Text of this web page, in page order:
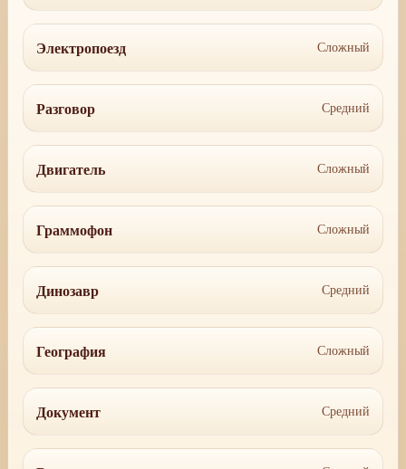
Электропоезд Сложный
Разговор Средний
Двигатель Сложный
Граммофон Сложный
Динозавр Средний
География Сложный
Документ Средний